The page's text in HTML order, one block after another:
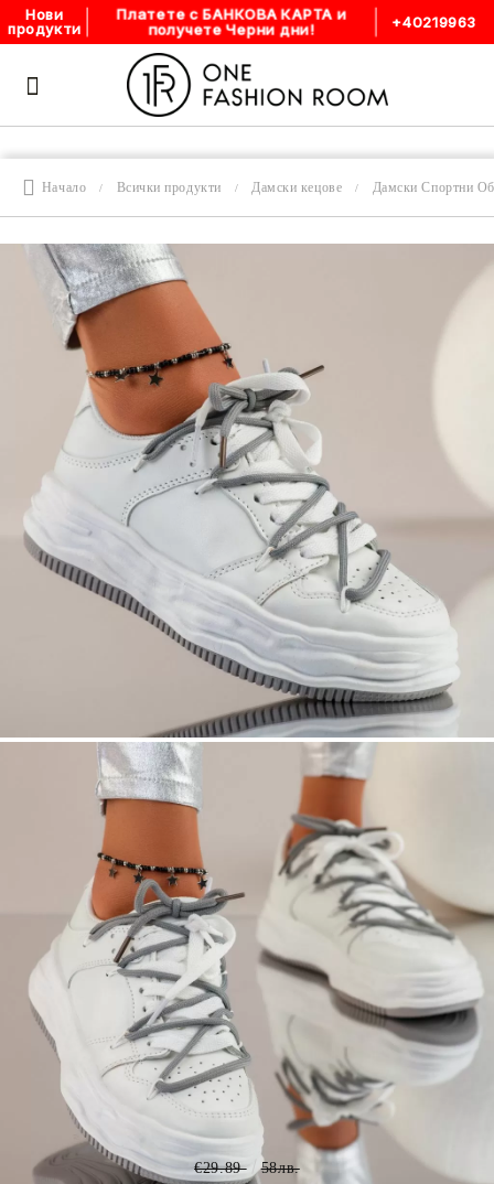
Нови
продукти
Платете с БАНКОВА КАРТА и
получете Черни дни!
+40219963
Начало Всички продукти Дамски кецове Дамски Спортни
Дамски спортни обувки Addison Бяла #9911
€29.89 58лв.